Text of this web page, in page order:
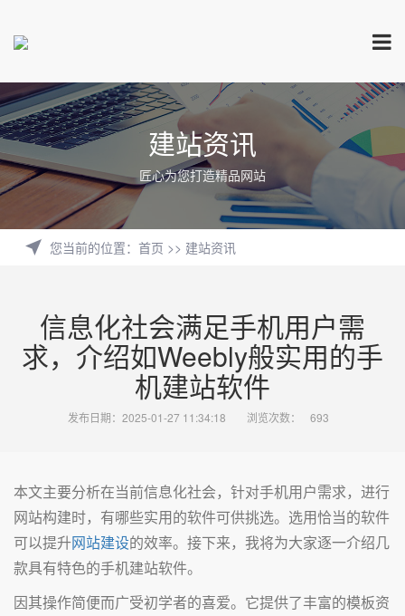
建站资讯
匠心为您打造精品网站
您当前的位置： 首页 >> 建站资讯
信息化社会满足手机用户需
求，介绍如Weebly般实用的手
机建站软件
发布日期：2025-01-27 11:34:18 浏览次数： 693
本文主要分析在当前信息化社会，针对手机用户需求，进行
网站构建时，有哪些实用的软件可供挑选。选用恰当的软件
可以提升网站建设的效率。接下来，我将为大家逐一介绍几
款具有特色的手机建站软件。
因其操作简便而广受初学者的喜爱。它提供了丰富的模板资